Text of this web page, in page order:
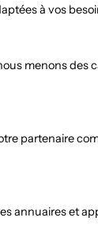
à vos
menons des
partenaire
annuaires et